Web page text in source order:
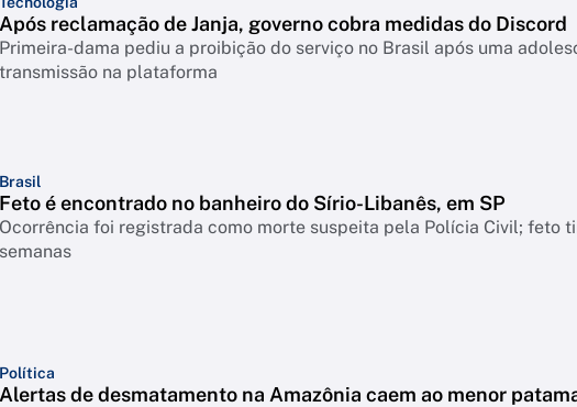
Após reclamação de Janja, governo cobra medidas do Discord
Primeira-dama pediu a proibição do serviço no Brasil após uma
transmissão na plataforma
Brasil
Feto é encontrado no banheiro do Sírio-Libanês, em SP
Ocorrência foi registrada como morte suspeita pela Polícia Civil; feto
semanas
Política
Alertas de desmatamento na Amazônia caem ao menor